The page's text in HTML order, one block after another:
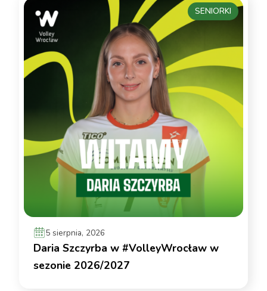
5 sierpnia, 2026
Daria Szczyrba w #VolleyWrocław w
sezonie 2026/2027
SENIORKI